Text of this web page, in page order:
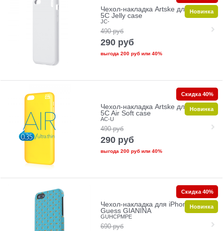
Чехол-накладка Artske для iPhone
5C Jelly case
JC-
490 руб
290 руб
выгода 200 рубили 40%
Новинка
Чехол-накладка Artske для iPhone
5C Air Soft case
AC-U
490 руб
290 руб
выгода 200 рубили 40%
Скидка 40%
Новинка
Чехол-накладка для iPhone 5C
Guess GIANINA
GUHCPMPE
690 руб
Скидка 40%
Новинка